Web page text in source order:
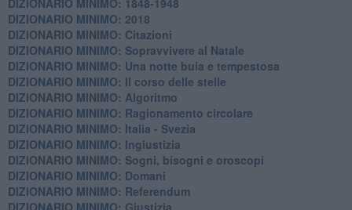
DIZIONARIO MINIMO: 2018
DIZIONARIO MINIMO: Citazioni
DIZIONARIO MINIMO: ​Sopravvivere al Natale
DIZIONARIO MINIMO: ​Una notte buia e tempestosa
DIZIONARIO MINIMO: Il corso delle stelle
DIZIONARIO MINIMO: Algoritmo
DIZIONARIO MINIMO: Ragionamento circolare
DIZIONARIO MINIMO: Italia - Svezia
DIZIONARIO MINIMO: ​Ingiustizia
DIZIONARIO MINIMO: ​Sogni, bisogni e oroscopi
DIZIONARIO MINIMO: Domani
DIZIONARIO MINIMO: Referendum
DIZIONARIO MINIMO: Giustizia